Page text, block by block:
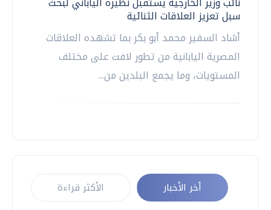
سبل تعزيز العلاقات الثنائية
أشاد السفير محمد أبو بكر بما تشهده العلاقات
المصرية اليابانية من تطور لافت على مختلف
المستويات، وما يجمع البلدين من...
أخر الأخبار الأكثر قراءة